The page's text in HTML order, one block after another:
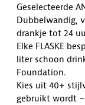
Geselecteerde
Dubbelwandig,
drankje tot 24
Elke FLASKE
liter schoon
Foundation.
Kies uit 40+
gebruikt wordt